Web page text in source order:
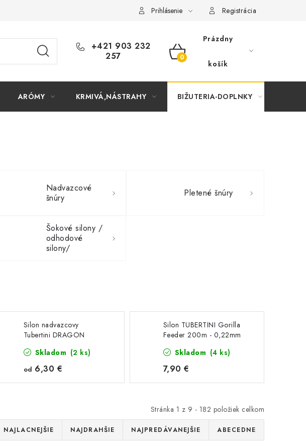
Prihlásenie Registrácia
+421 903 232
257
NÁKUPNÝ
Prázdny
košík
ARÓMY KRMIVÁ,NÁSTRAHY BIŽUTERIA-DOPLNKY
Nadvazcové
šnúry
Pletené šnúry
Šokové silony /
odhodové
silony/
Silon nadvazcovy
Tubertini DRAGON
Skladom (2 ks)
od 6,30 €
Silon TUBERTINI Gorilla
Feeder 200m - 0,22mm
Skladom (4 ks)
7,90 €
Stránka 1 z 9 - 182 položiek celkom
NAJLACNEJŠIE NAJDRAHŠIE NAJPREDÁVANEJŠIE ABECEDNE